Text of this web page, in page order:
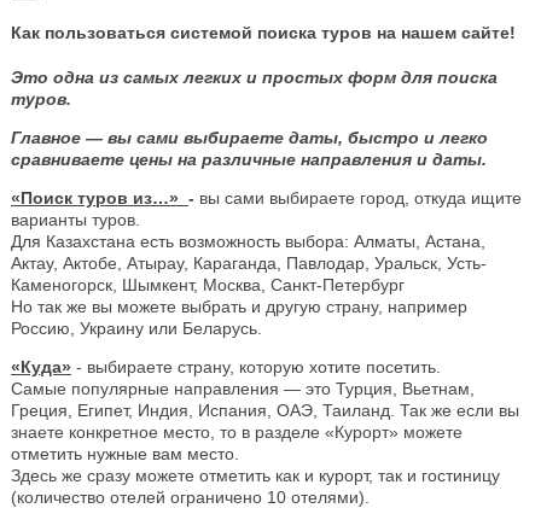
Как пользоваться системой поиска туров на нашем сайте!
Это одна из самых легких и простых форм для поиска
туров.
Главное — вы сами выбираете даты, быстро и легко
сравниваете цены на различные направления и даты.
«Поиск туров из…» - вы сами выбираете город, откуда ищите
варианты туров.
Для Казахстана есть возможность выбора: Алматы, Астана,
Актау, Актобе, Атырау, Караганда, Павлодар, Уральск, Усть-
Каменогорск, Шымкент, Москва, Санкт-Петербург
Но так же вы можете выбрать и другую страну, например
Россию, Украину или Беларусь.
«Куда» - выбираете страну, которую хотите посетить.
Самые популярные направления — это Турция, Вьетнам,
Греция, Египет, Индия, Испания, ОАЭ, Таиланд. Так же если вы
знаете конкретное место, то в разделе «Курорт» можете
отметить нужные вам место.
Здесь же сразу можете отметить как и курорт, так и гостиницу
(количество отелей ограничено 10 отелями).